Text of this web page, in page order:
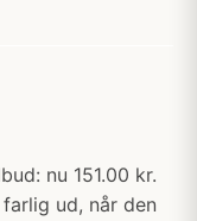
nu 151.00 kr.
ud, når den